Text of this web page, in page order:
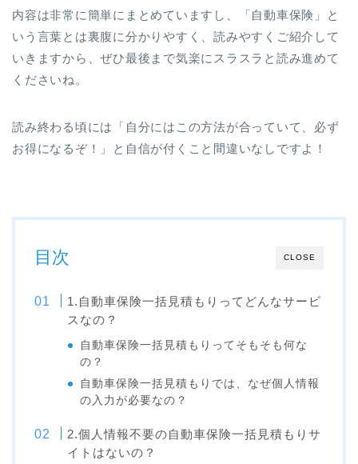
内容は非常に簡単にまとめていますし、「自動車保険」と
いう言葉とは裏腹に分かりやすく、読みやすくご紹介して
いきますから、ぜひ最後まで気楽にスラスラと読み進めて
くださいね。
読み終わる頃には「自分にはこの方法が合っていて、必ず
お得になるぞ！」と自信が付くこと間違いなしですよ！
CLOSE
目次
1.自動車保険一括見積もりってどんなサービ
スなの？
自動車保険一括見積もりってそもそも何な
の？
自動車保険一括見積もりでは、なぜ個人情報
の入力が必要なの？
2.個人情報不要の自動車保険一括見積もりサ
イトはないの？